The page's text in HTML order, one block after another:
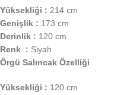
Yüksekliği : 214 cm
Genişlik : 173 cm
Derinlik : 120 cm
Renk : Siyah
Örgü Salıncak Özelliği
Yüksekliği : 120 cm